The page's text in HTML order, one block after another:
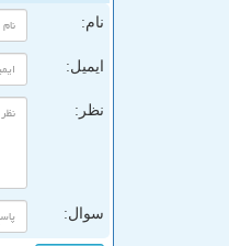
نام:
ایمیل:
نظر:
سوال: